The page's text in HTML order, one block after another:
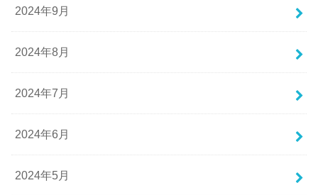
2024年9月
2024年8月
2024年7月
2024年6月
2024年5月